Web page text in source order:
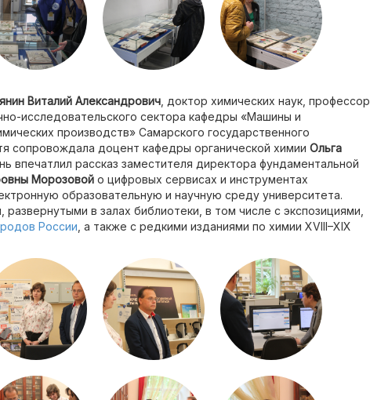
Виталий Александрович , доктор химических наук, профессор,
исследовательского сектора кафедры «Машины и
производств» Самарского государственного
сопровождала доцент кафедры органической химии Ольга
впечатлил рассказ заместителя директора фундаментальной
Морозовой о цифровых сервисах и инструментах
образовательную и научную среду университета.
развернутыми в залах библиотеки, в том числе с экспозициями,
России , а также с редкими изданиями по химии XVIII–XIX